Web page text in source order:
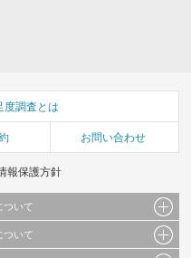
度調査とは
お問い合わせ
報保護方針
ついて
ラスト、画像データ等）及びこれらの配
ついて